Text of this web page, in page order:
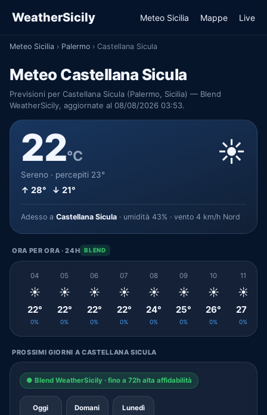
WeatherSicily Meteo Sicilia Mappe Live
Meteo Sicilia › Palermo › Castellana Sicula
Meteo Castellana Sicula
Previsioni per Castellana Sicula (Palermo, Sicilia) — Blend
WeatherSicily, aggiornate al 08/08/2026 03:53.
22°C
Sereno · percepiti 23°
↑ 28° ↓ 21°
☀️
Adesso a Castellana Sicula · umidità 43% · vento 4 km/h Nord
ORA PER ORA · 24H BLEND
04
☀️
22°
0%
05
☀️
22°
0%
06
☀️
22°
0%
07
☀️
22°
0%
08
☀️
24°
0%
09
☀️
25°
0%
10
☀️
26°
0%
11
☀️
27°
0%
PROSSIMI GIORNI A CASTELLANA SICULA
● Blend WeatherSicily · fino a 72h alta affidabilità
Oggi Domani Lunedì